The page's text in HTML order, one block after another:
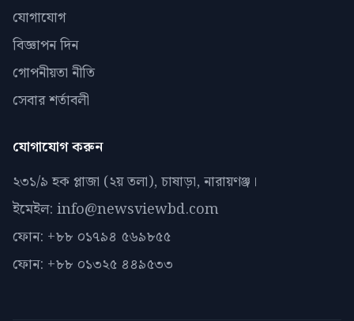
যোগাযোগ
বিজ্ঞাপন দিন
গোপনীয়তা নীতি
সেবার শর্তাবলী
যোগাযোগ করুন
২৩১/৯ হক প্লাজা (২য় তলা), চাষাড়া, নারায়ণঞ্জ।
ইমেইল: info@newsviewbd.com
ফোন: +৮৮ ০১৭৯৪ ৫৬৯৮৫৫
ফোন: +৮৮ ০১৩২৫ ৪৪৯৫৩৩